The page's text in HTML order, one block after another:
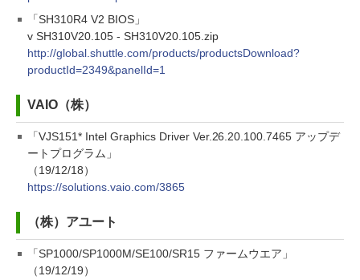
「SH310R4 V2 BIOS」
v SH310V20.105 - SH310V20.105.zip
http://global.shuttle.com/products/productsDownload?
productId=2349&panelId=1
VAIO（株）
「VJS151* Intel Graphics Driver Ver.26.20.100.7465 アップデ
ートプログラム」
（19/12/18）
https://solutions.vaio.com/3865
（株）アユート
「SP1000/SP1000M/SE100/SR15 ファームウエア」
（19/12/19）